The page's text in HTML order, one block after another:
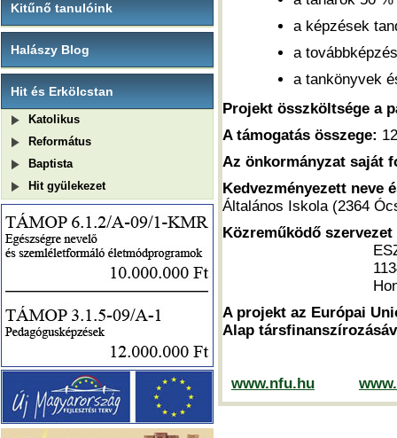
Kitűnő tanulóink
Halászy Blog
Hit és Erkölcstan
Katolikus
Református
Baptista
Hit gyülekezet
a képzések
a
a tankönyvek
Projekt összköltsége a
A támogatás összege:
Az önkormányzat saját
Kedvezményezett neve
Általános Iskola (2364
Közreműködő
A projekt az Európai
Alap
www.nfu.hu